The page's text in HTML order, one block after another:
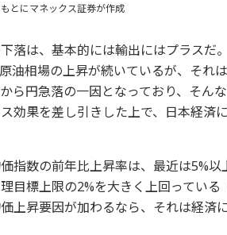
とにマネックス証券が作成
落は、基本的には輸出にはプラスだ
油相場の上昇が続いているが、それ
ら円急落の一因となっており、そん
効果を差し引きした上で、日本経済
指数の前年比上昇率は、最近は5%以
目標上限の2%を大きく上回ってい
上昇要因が加わるなら、それは経済